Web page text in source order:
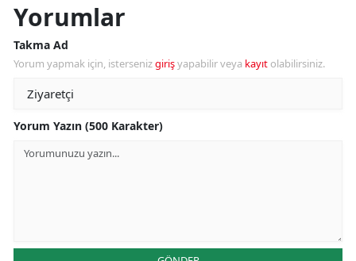
Yorumlar
Takma Ad
Yorum yapmak için, istersenizgirişyapabilir veya kayıt olabilirsiniz.
Yorum Yazın (500 Karakter)